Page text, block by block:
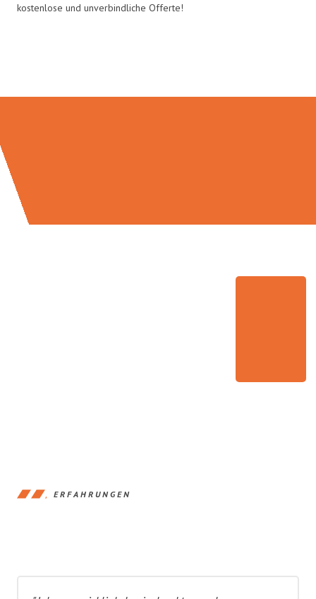
kostenlose und unverbindliche Offerte!
ERFAHRUNGEN